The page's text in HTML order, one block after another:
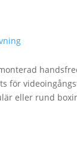
för
eller rund